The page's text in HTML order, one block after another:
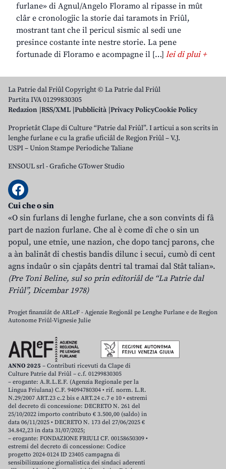
furlane» di Agnul/Angelo Floramo al ripasse in mût
clâr e cronologjic la storie dai taramots in Friûl,
mostrant tant che il pericul sismic al sedi une
presince costante inte nestre storie. La pene
fortunade di Floramo e acompagne il […] lei di plui +
La Patrie dal Friûl Copyright © La Patrie dal Friûl
Partita IVA 01299830305
Redazion RSS/XML Pubblicità Privacy PolicyCookie Policy
Proprietât Clape di Culture “Patrie dal Friûl”. I articui a son scrits in
lenghe furlane e cu la grafie uficiâl de Regjon Friûl – V.J.
USPI – Union Stampe Periodiche Taliane
ENSOUL srl-Grafiche GTower Studio
Cui che o sin
«O sin furlans di lenghe furlane, che a son convints di fâ
part de nazion furlane. Che al è come dî che o sin un
popul, une etnie, une nazion, che dopo tancj parons, che
a àn balinât di chestis bandis dilunc i secui, cumò di cent
agns indaûr o sin cjapâts dentri tal tramai dal Stât talian».
(Pre Toni Beline, sul so prin editoriâl de “La Patrie dal
Friûl”, Dicembar 1978)
Progjet finanziât de ARLeF - Agjenzie Regjonâl pe Lenghe Furlane e de Regjon
Autonome Friûl-Vignesie Julie
ANNO 2025 – Contributi ricevuti da Clape di
Culture Patrie dal Friûl – c.f. 01299830305
– erogante: A.R.L.E.F. (Agenzia Regionale per la
Lingua Friulana) C.F. 94094780304 • rif. norm. L.R.
N.29/2007 ART.23 c.2 bis e ART.24 c.7 e 10 • estremi
del decreto di concessione: DECRETO N. 261 del
25/10/2022 importo contributo € 3.500,00 (saldo) in
data 06/11/2025 • DECRETO N. 173 del 27/06/2025 €
34.842,23 in data 31/07/2025;
– erogante: FONDAZIONE FRIULI CF. 00158650309 •
estremi del decreto di concessione: Codice
progetto 2024-0124 ID 23405 campagna di
sensibilizzazione giornalistica dei sindaci aderenti